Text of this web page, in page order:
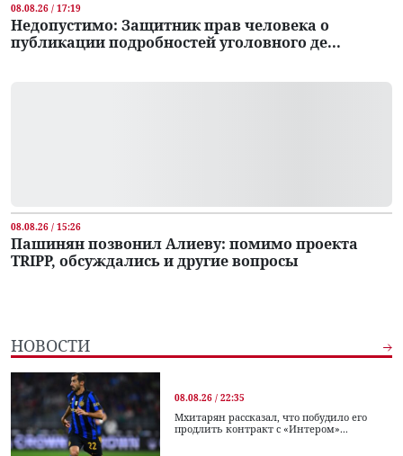
08.08.26 / 17:19
Недопустимо: Защитник прав человека о
публикации подробностей уголовного де...
08.08.26 / 15:26
Пашинян позвонил Алиеву: помимо проекта
TRIPP, обсуждались и другие вопросы
НОВОСТИ
08.08.26 / 22:35
Мхитарян рассказал, что побудило его
продлить контракт с «Интером»...